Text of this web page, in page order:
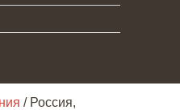
/ Россия,